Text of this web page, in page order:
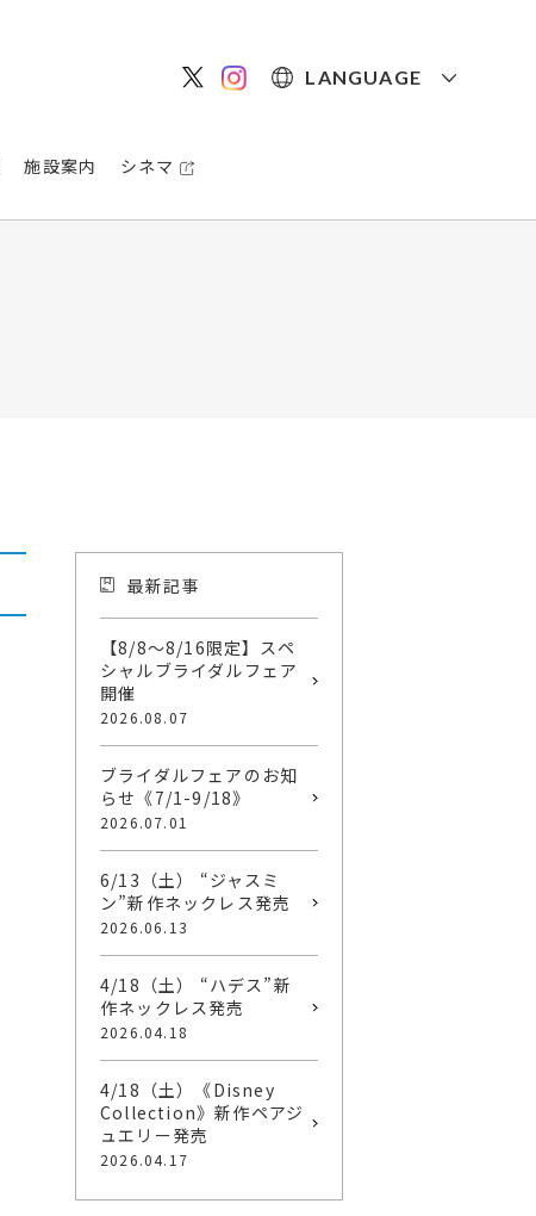
LANGUAGE
施設案内 シネマ
最新記事
【8/8〜8/16限定】スペ
シャルブライダルフェア
開催
2026.08.07
ブライダルフェアのお知
らせ《7/1-9/18》
2026.07.01
6/13（土） “ジャスミ
ン”新作ネックレス発売
2026.06.13
4/18（土） “ハデス”新
作ネックレス発売
2026.04.18
4/18（土）《Disney
Collection》新作ペアジ
ュエリー発売
2026.04.17